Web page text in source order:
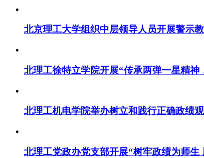
北京理工大学组织中层领导人员开展警示
北理工徐特立学院开展“传承两弹一星精
北理工机电学院举办树立和践行正确政绩
北理工党政办党支部开展“树牢政绩为师